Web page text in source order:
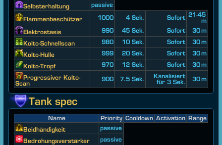
Selbsterhaltung
passive
Flammenbeschützer
1000 4 Sek. Sofort 21-45
m
Elektrostasis
990 45 Sek. Sofort
30 m
Kolto-Schnellscan
980 10 Sek. Sofort
30 m
Kolto-Hülle
999 20 Sek. Sofort
30 m
Kolto-Tropf
970 12 Sek. Sofort
30 m
Progressiver Kolto-
Scan
900 7.5 Sek.
Kanalisiert
für 3 Sek.
30 m
Tank spec
Name Priority Cooldown Activation Range
Beidhändigkeit
passive
Bedrohungsverstärker
passive